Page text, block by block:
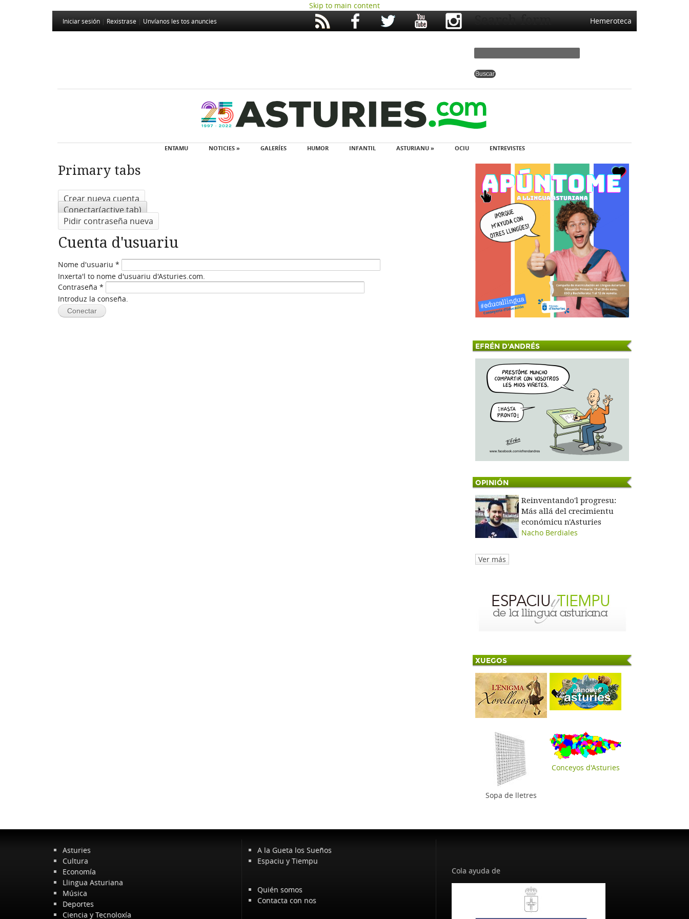
Skip to main content
Iniciar sesión Rexistrase Unvíanos les tos anuncies Hemeroteca
Search form
ENTAMU NOTICIES » GALERÍES HUMOR INFANTIL ASTURIANU » OCIU ENTREVISTES
Primary tabs
Crear nueva cuenta
Conectar(active tab)
Pidir contraseña nueva
Cuenta d'usuariu
Nome d'usuariu *
Inxerta'l to nome d'usuariu d'Asturies.com.
Contraseña *
Introduz la conseña.
EFRÉN D'ANDRÉS
OPINIÓN
Reinventando'l progresu:
Más allá del crecimientu
económicu n'Asturies
Nacho Berdiales
Ver más
XUEGOS
Sopa de lletres
Conceyos d'Asturies
Asturies
Cultura
Economía
Llingua Asturiana
Música
Deportes
Ciencia y Tecnoloxía
A la Gueta los Sueños
Espaciu y Tiempu
Quién somos
Contacta con nos
Cola ayuda de